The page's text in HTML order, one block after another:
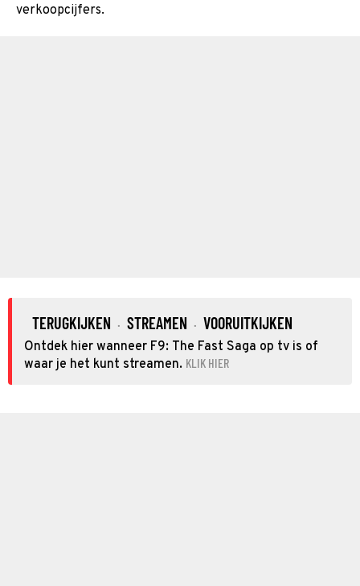
verkoopcijfers.
TERUGKIJKEN · STREAMEN · VOORUITKIJKEN
Ontdek hier wanneer F9: The Fast Saga op tv is of
waar je het kunt streamen. KLIK HIER